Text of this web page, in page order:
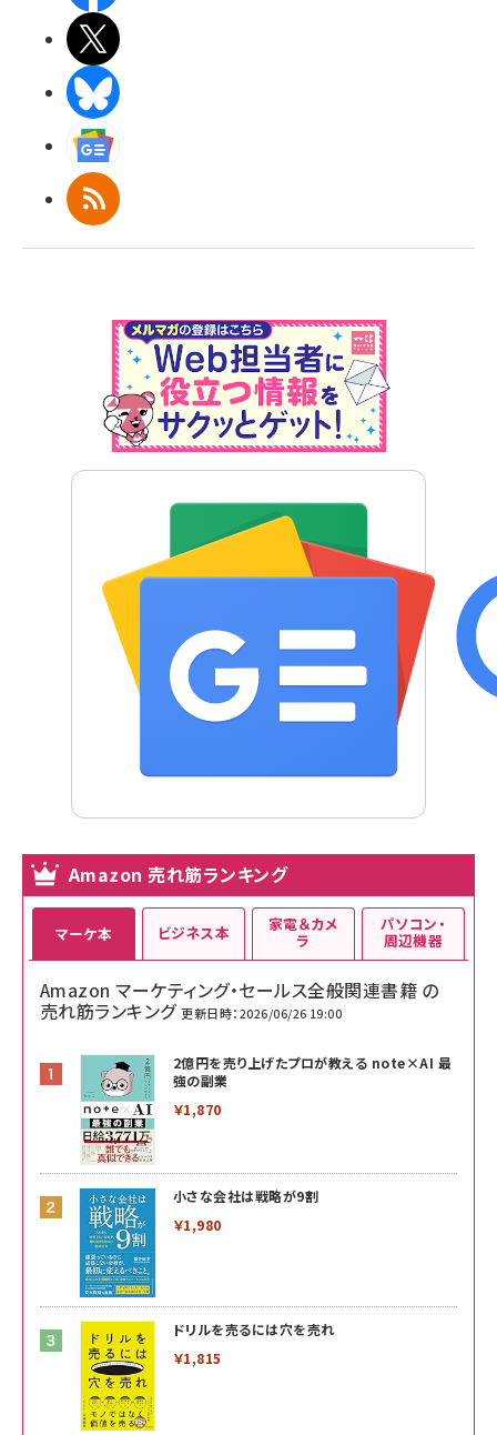
RSS
Amazon 売れ筋ランキング
マーケ本
Amazon マーケティング・セールス全般関連書籍 の
売れ筋ランキング 更新日時：2026/06/26 19:00
2億円を売り上げたプロが教える note×AI 最
強の副業
￥1,870
小さな会社は戦略が9割
￥1,980
ドリルを売るには穴を売れ
￥1,815
ビジネス本 家電＆カメ
ラ
パソコン・
周辺機器